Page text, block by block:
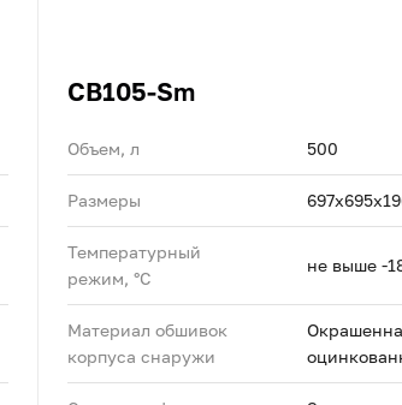
CB105-Sm
Объем, л 500
Размеры
Температурный
режим, °C
не выше -
Материал обшивок
корпуса снаружи